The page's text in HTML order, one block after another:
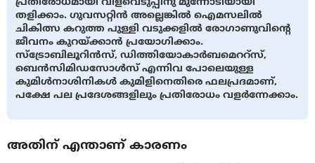
തളിക്കാം. ഗുവസറ്റിന്‍ അല്ലെങ്കില്‍ ഐമസലില്‍
ചികിത്സ കറുത്ത പുള്ളി വടുക്കളില്‍ രോഗാണുവിന്റെ
ജീവനം കുറയ്ക്കാന്‍ പ്രയോഗിക്കാം.
സ്ട്രോബിലൂറിന്‍സ്, ഡിത്തിയോകാര്‍ബമെററ്സ്,
ബെന്‍സിമിഡസോള്‍സ് എന്നിവ പോലെയുള്ള
കുമിള്‍നാശിനികള്‍ കുമിളിനെതിരെ ഫലപ്രദമാണ്,
പക്ഷേ പല പ്രദേശങ്ങളിലും പ്രതിരോധം വളര്‍ന്നേക്കാം.
അതിന് എന്താണ് കാരണം